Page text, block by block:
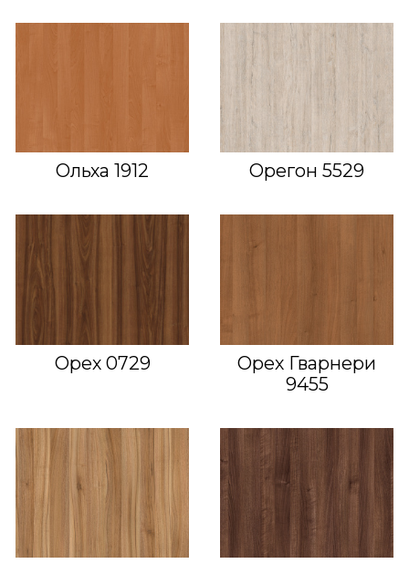
Ольха 1912 Орегон 5529
Орех 0729
Орех Гварнери
9455